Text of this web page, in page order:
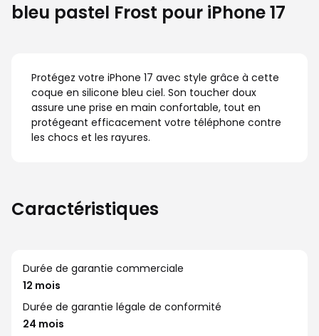
bleu pastel Frost pour iPhone 17
Protégez votre iPhone 17 avec style grâce à cette
coque en silicone bleu ciel. Son toucher doux
assure une prise en main confortable, tout en
protégeant efficacement votre téléphone contre
les chocs et les rayures.
Caractéristiques
Durée de garantie commerciale
12 mois
Durée de garantie légale de conformité
24 mois